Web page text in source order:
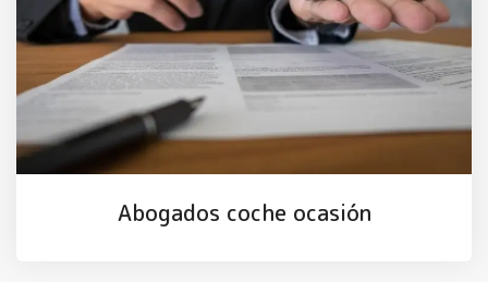
Abogados coche ocasión